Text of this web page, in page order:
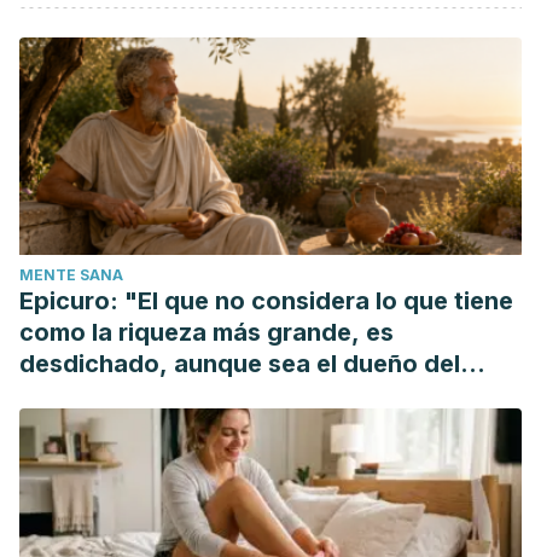
Anand P, Sarin N, Misri R, Khurana VK. Eruptive Vellus Hair
Cyst: An Uncommon and Underdiagnosed Entity.
Trichology. 2018;10(1):31–33. doi:10.4103/ijt.ijt_61_17
Grajqevci-Kotori M, Kocinaj A. Exfoliative Skin-peeling,
Benefits from This Procedure and Our Experience.Med
Arch. 2015;69(6):414–416. doi:10.5455/medarh.2015.69.414-
416
Kraft J, Freiman A. Management of acne.CMAJ.
2011;183(7):E430–E435. doi:10.1503/cmaj.090374
MENTE SANA
Epicuro: "El que no considera lo que tiene
como la riqueza más grande, es
desdichado, aunque sea el dueño del